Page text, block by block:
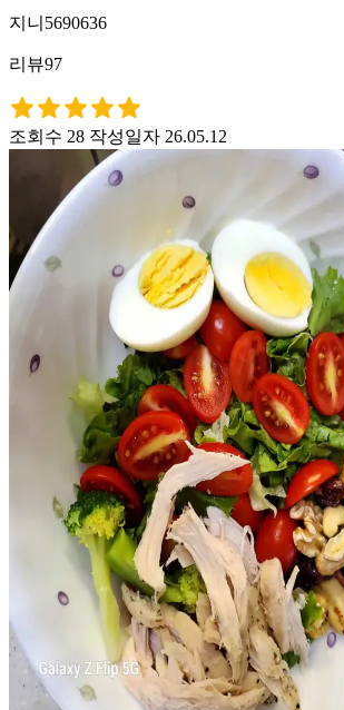
지니5690636
리뷰97
조회수 28 작성일자 26.05.12